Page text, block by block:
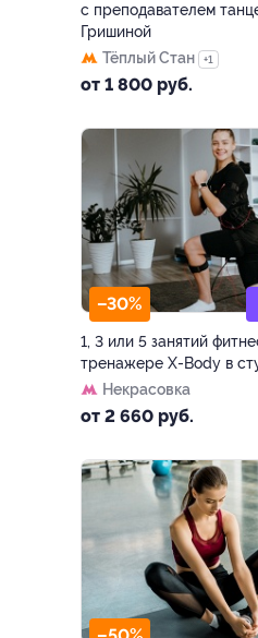
с преподавателем
Гришиной
Тёплый Стан
+1
от 1 800 руб.
–30%
1, 3 или 5 занятий
тренажере X-Body в
Некрасовка
от 2 660 руб.